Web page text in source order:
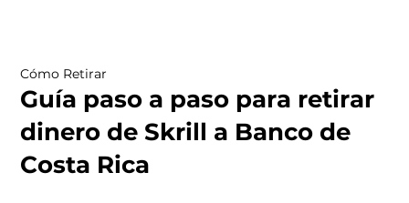
Cómo Retirar
Guía paso a paso para retirar
dinero de Skrill a Banco de
Costa Rica